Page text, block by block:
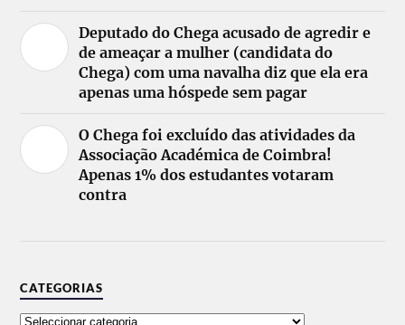
Deputado do Chega acusado de agredir e
de ameaçar a mulher (candidata do
Chega) com uma navalha diz que ela era
apenas uma hóspede sem pagar
O Chega foi excluído das atividades da
Associação Académica de Coimbra!
Apenas 1% dos estudantes votaram
contra
CATEGORIAS